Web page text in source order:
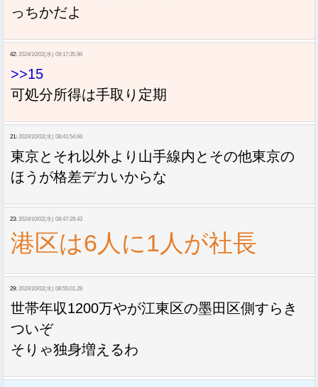
っちかだよ
42: 2024/10/02(水) 09:17:35.96
>>15
可処分所得は手取り定期
21: 2024/10/02(水) 08:41:54.66
東京とそれ以外より山手線内とその他東京の
ほうが格差デカいからな
23: 2024/10/02(水) 08:47:29.43
港区は6人に1人が社長
29: 2024/10/02(水) 08:55:01.28
世帯年収1200万やが江東区の墨田区側すらき
ついぞ
そりゃ独身増えるわ